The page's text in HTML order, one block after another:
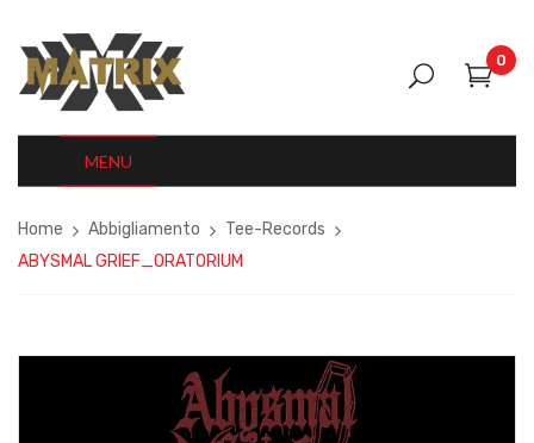
0
MENU
Home Abbigliamento
Tee-Records
ABYSMAL GRIEF_ORATORIUM